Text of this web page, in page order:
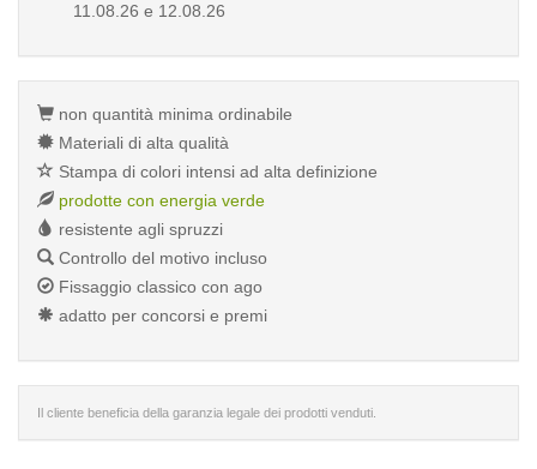
11.08.26 e 12.08.26
non quantità minima ordinabile
Materiali di alta qualità
Stampa di colori intensi ad alta definizione
prodotte con energia verde
resistente agli spruzzi
Controllo del motivo incluso
Fissaggio classico con ago
adatto per concorsi e premi
Il cliente beneficia della garanzia legale dei prodotti venduti.